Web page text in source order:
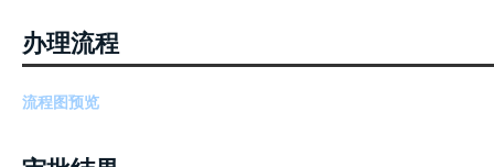
办理流程
流程图预览